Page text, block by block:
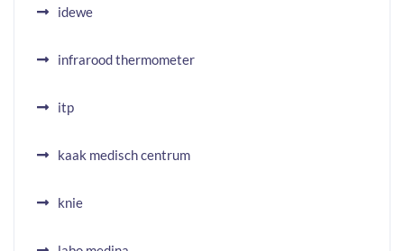
idewe
infrarood thermometer
itp
kaak medisch centrum
knie